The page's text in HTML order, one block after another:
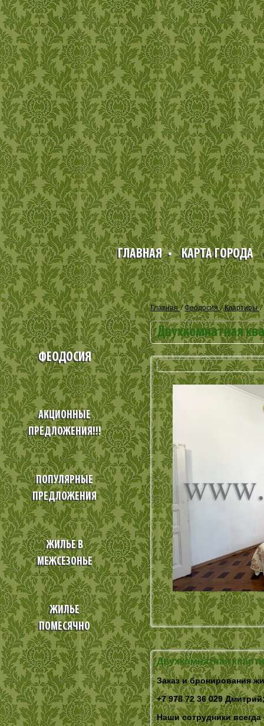
ГЛАВНАЯ • КАРТА ГОРОДА
Главная ⁄ Феодосия ⁄ Квартиры ⁄
Двухкомнатная
Двухкомнатная
Заказ и бронирования
+7 978 72 36 029
Наши сотрудники
ФЕОДОСИЯ
АКЦИОННЫЕ
ПРЕДЛОЖЕНИЯ!!!
ПОПУЛЯРНЫЕ
ПРЕДЛОЖЕНИЯ
ЖИЛЬЕ В
МЕЖСЕЗОНЬЕ
ЖИЛЬЕ
ПОМЕСЯЧНО